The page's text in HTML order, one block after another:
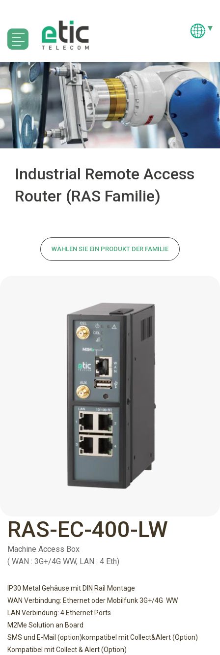
Industrial Remote Access
Router (RAS Familie)
WÄHLEN SIE EIN PRODUKT DER FAMILIE
RAS-EC-400-LW
Machine Access Box
( WAN : 3G+/4G WW, LAN : 4 Eth)
IP30 Metal Gehäuse mit DIN Rail Montage
WAN Verbindung: Ethernet oder Mobilfunk 3G+/4G WW
LAN Verbindung: 4 Ethernet Ports
M2Me Solution an Board
SMS und E-Mail (option)kompatibel mit Collect&Alert (Option)
Kompatibel mit Collect & Alert (Option)